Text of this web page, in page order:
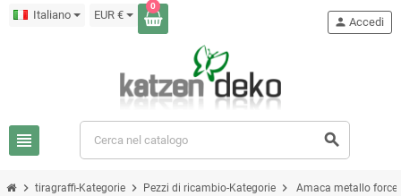
Italiano EUR €
0
view_headline search
person Accedi
chevron_right tiragraffi-Kategorie chevron_right Pezzi di ricambio-Kategorie chevron_right Amaca metallo